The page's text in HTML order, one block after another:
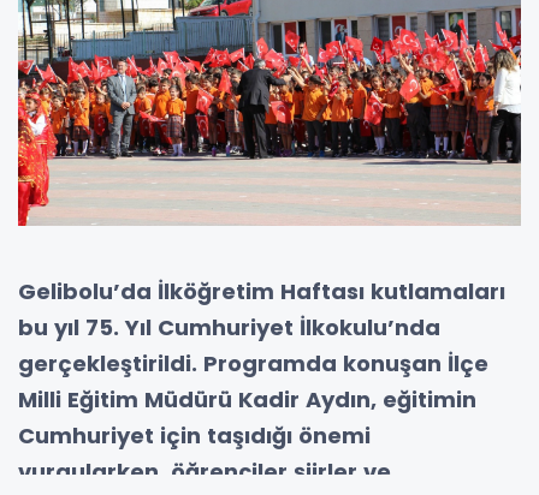
Gelibolu’da İlköğretim Haftası kutlamaları
bu yıl 75. Yıl Cumhuriyet İlkokulu’nda
gerçekleştirildi. Programda konuşan İlçe
Milli Eğitim Müdürü Kadir Aydın, eğitimin
Cumhuriyet için taşıdığı önemi
vurgularken, öğrenciler şiirler ve